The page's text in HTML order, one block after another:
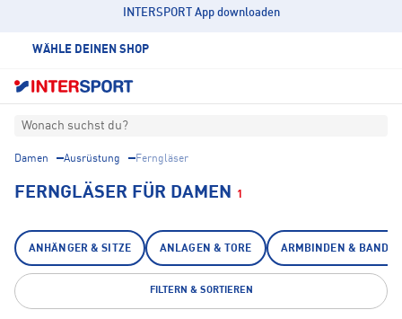
INTERSPORT App downloaden
WÄHLE DEINEN SHOP
Wonach suchst du?
Damen Ausrüstung Ferngläser
FERNGLÄSER FÜR DAMEN 1
ANHÄNGER & SITZE ANLAGEN & TORE ARMBINDEN &
FILTERN & SORTIEREN